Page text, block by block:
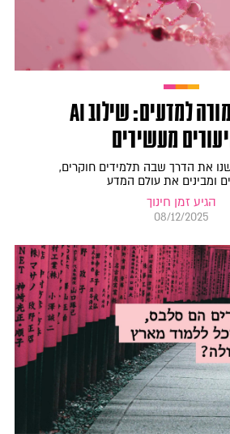
המדריך למורה למדעים: שילוב AI
מעשירים
את הדרך שבה תלמידים חוקרים,
ומבינים את עולם המדע
הגיע זמן חינוך
08/12/2025